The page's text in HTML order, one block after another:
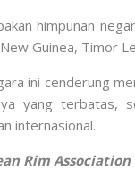
himpunan
Guinea, Timor
ini cenderung
yang terbatas,
internasional.
Rim Association